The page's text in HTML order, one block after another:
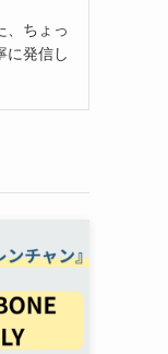
、ちょっ
に発信し